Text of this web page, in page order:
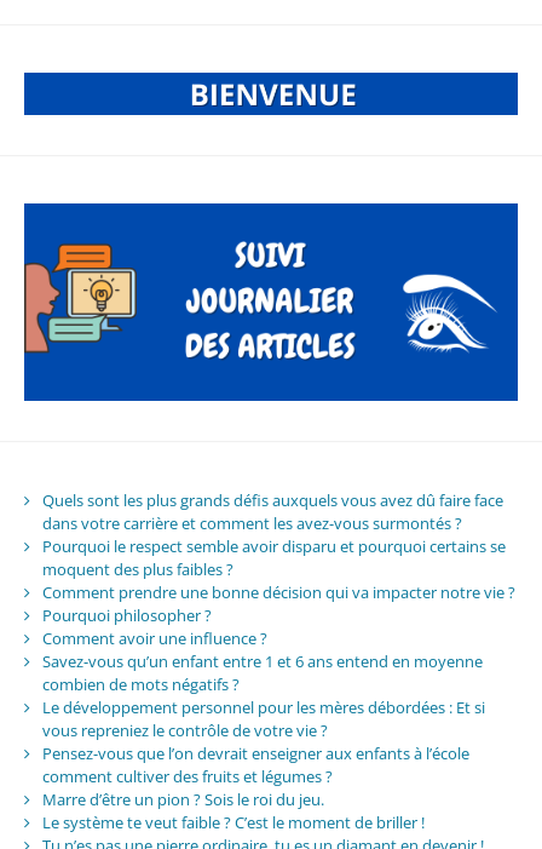
Quels sont les plus grands défis auxquels vous avez dû faire face
dans votre carrière et comment les avez-vous surmontés ?
Pourquoi le respect semble avoir disparu et pourquoi certains se
moquent des plus faibles ?
Comment prendre une bonne décision qui va impacter notre vie ?
Pourquoi philosopher ?
Comment avoir une influence ?
Savez-vous qu’un enfant entre 1 et 6 ans entend en moyenne
combien de mots négatifs ?
Le développement personnel pour les mères débordées : Et si
vous repreniez le contrôle de votre vie ?
Pensez-vous que l’on devrait enseigner aux enfants à l’école
comment cultiver des fruits et légumes ?
Marre d’être un pion ? Sois le roi du jeu.
Le système te veut faible ? C’est le moment de briller !